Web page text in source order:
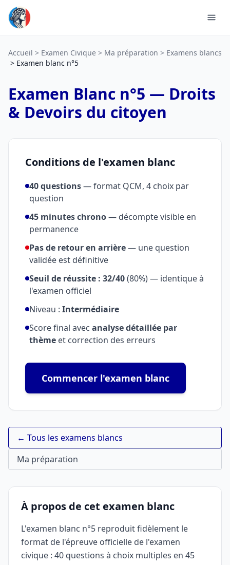
Accueil Examen Civique Ma préparation
Examens blancs
Examen blanc n°5
Examen Blanc n°5 — Droits
& Devoirs du citoyen
Conditions de l'examen blanc
40 questions— format QCM, 4 choix par
question
45 minutes chrono— décompte visible en
permanence
Pas de retour en arrière— une question
validée est définitive
Seuil de réussite : 32/40(80%) — identique à
l'examen officiel
Niveau : Intermédiaire
Score final avec analyse détaillée par
thème et correction des erreurs
Commencer l'examen blanc
← Tous les examens blancs
Ma préparation
À propos de cet examen blanc
L'examen blanc n°5 reproduit fidèlement le
format de l'épreuve officielle de l'examen
civique : 40 questions à choix multiples en 45